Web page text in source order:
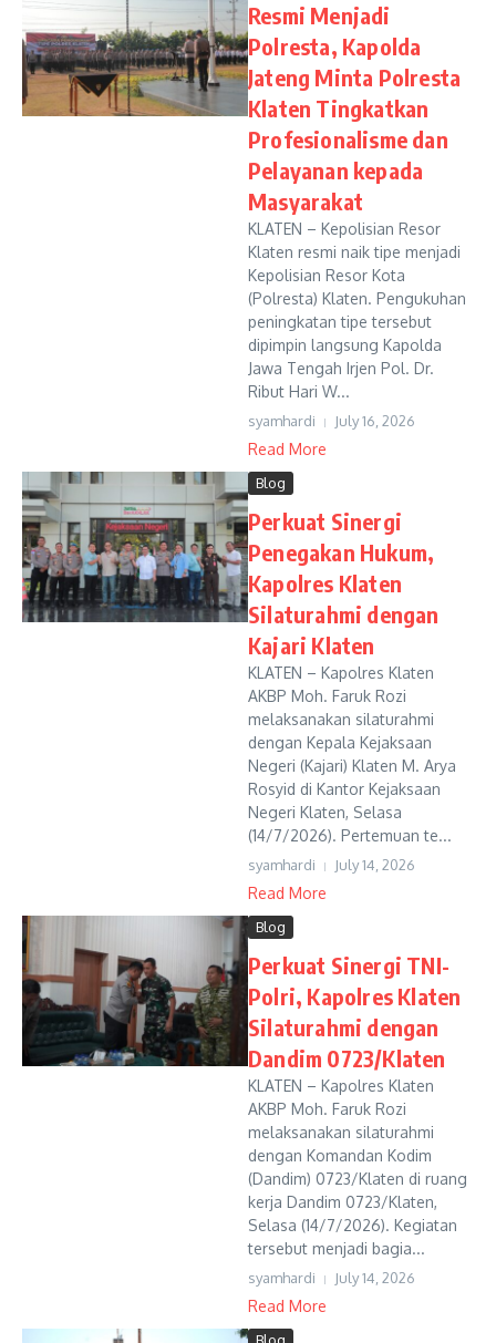
Resmi Menjadi
Polresta, Kapolda
Jateng Minta Polresta
Klaten Tingkatkan
Profesionalisme dan
Pelayanan kepada
Masyarakat
KLATEN – Kepolisian Resor
Klaten resmi naik tipe menjadi
Kepolisian Resor Kota
(Polresta) Klaten. Pengukuhan
peningkatan tipe tersebut
dipimpin langsung Kapolda
Jawa Tengah Irjen Pol. Dr.
Ribut Hari W...
syamhardi July 16, 2026
Read More
Blog
Perkuat Sinergi
Penegakan Hukum,
Kapolres Klaten
Silaturahmi dengan
Kajari Klaten
KLATEN – Kapolres Klaten
AKBP Moh. Faruk Rozi
melaksanakan silaturahmi
dengan Kepala Kejaksaan
Negeri (Kajari) Klaten M. Arya
Rosyid di Kantor Kejaksaan
Negeri Klaten, Selasa
(14/7/2026). Pertemuan te...
syamhardi July 14, 2026
Read More
Blog
Perkuat Sinergi TNI-
Polri, Kapolres Klaten
Silaturahmi dengan
Dandim 0723/Klaten
KLATEN – Kapolres Klaten
AKBP Moh. Faruk Rozi
melaksanakan silaturahmi
dengan Komandan Kodim
(Dandim) 0723/Klaten di ruang
kerja Dandim 0723/Klaten,
Selasa (14/7/2026). Kegiatan
tersebut menjadi bagia...
syamhardi July 14, 2026
Read More